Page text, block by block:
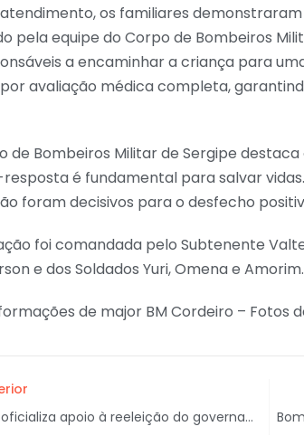
os familiares
pela equipe do Corpo de Bombeiros
a encaminhar a criança para
avaliação médica completa,
de Bombeiros Militar de Sergipe
é fundamental para salvar
foram decisivos para o desfecho
foi comandada pelo Subtenente
e dos Soldados Yuri, Omena e Amorim.
de major BM Cordeiro – Fotos
PT oficializa apoio à reeleição do governado Fábio Mitidieri em Sergipe